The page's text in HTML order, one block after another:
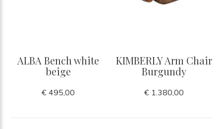
ALBA Bench white
beige
€ 495,00
KIMBERLY Arm Chair
Burgundy
€ 1.380,00